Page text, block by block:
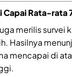
Rata-rata
merilis
Hasilnya
mencapai di